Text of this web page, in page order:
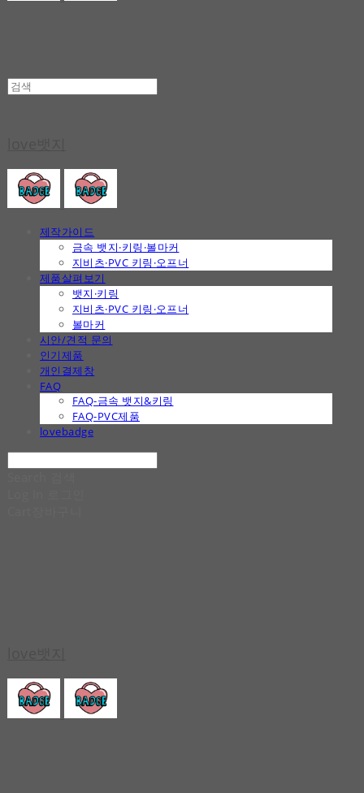
제작가이드
금속 뱃지·키링·볼마커
지비츠·PVC 키링·오프너
제품살펴보기
뱃지·키링
지비츠·PVC 키링·오프너
볼마커
시안/견적 문의
인기제품
개인결제창
FAQ
FAQ-금속 뱃지&키링
FAQ-PVC제품
lovebadge